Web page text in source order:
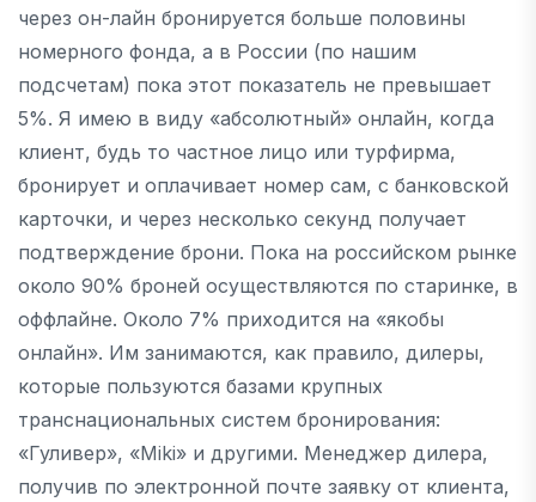
через он-лайн бронируется большe половины
номерного фонда, а в России (по нашим
подсчетам) пока этот показатель не превышает
5%. Я имею в виду «абсолютный» онлайн, когда
клиент, будь то частное лицо или турфирма,
бронирует и оплачивает номер сам, с банковской
карточки, и через несколько секунд получает
подтверждение брони. Пока на российском рынке
около 90% броней осуществляются по старинке, в
оффлайне. Около 7% приходится на «якобы
онлайн». Им занимаются, как правило, дилеры,
которые пользуются базами крупных
транснациональных систем бронирования:
«Гуливер», «Miki» и другими. Менеджер дилера,
получив по электронной почте заявку от клиента,